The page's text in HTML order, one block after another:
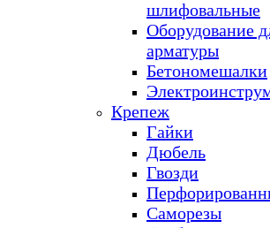
шлифовальные
Оборудование
арматуры
Бетономешалки
Крепеж
Гайки
Дюбель
Гвозди
Саморезы